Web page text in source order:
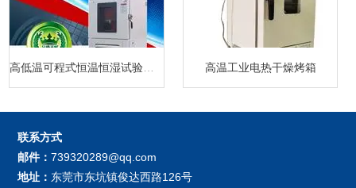
高温工业电热干燥烤箱
联系方式
邮件：739320289@qq.com
地址： 东莞市东坑镇俊达西路126号